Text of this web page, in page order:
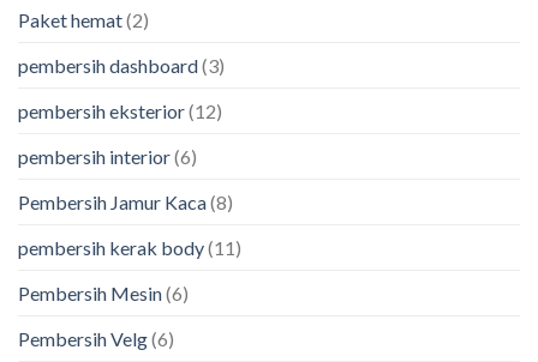
Paket hemat(2)
pembersih dashboard(3)
pembersih eksterior(12)
pembersih interior(6)
Pembersih Jamur Kaca(8)
pembersih kerak body(11)
Pembersih Mesin(6)
Pembersih Velg(6)